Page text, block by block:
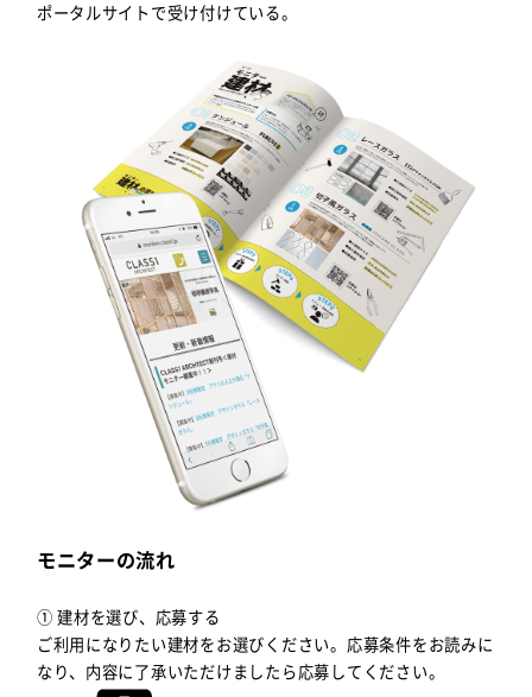
ポータルサイトで受け付けている。
モニターの流れ
① 建材を選び、応募する
ご利用になりたい建材をお選びください。応募条件をお読みに
なり、内容に了承いただけましたら応募してください。